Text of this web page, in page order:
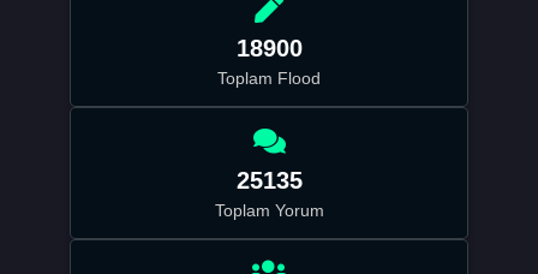
18900
Toplam Flood
25135
Toplam Yorum